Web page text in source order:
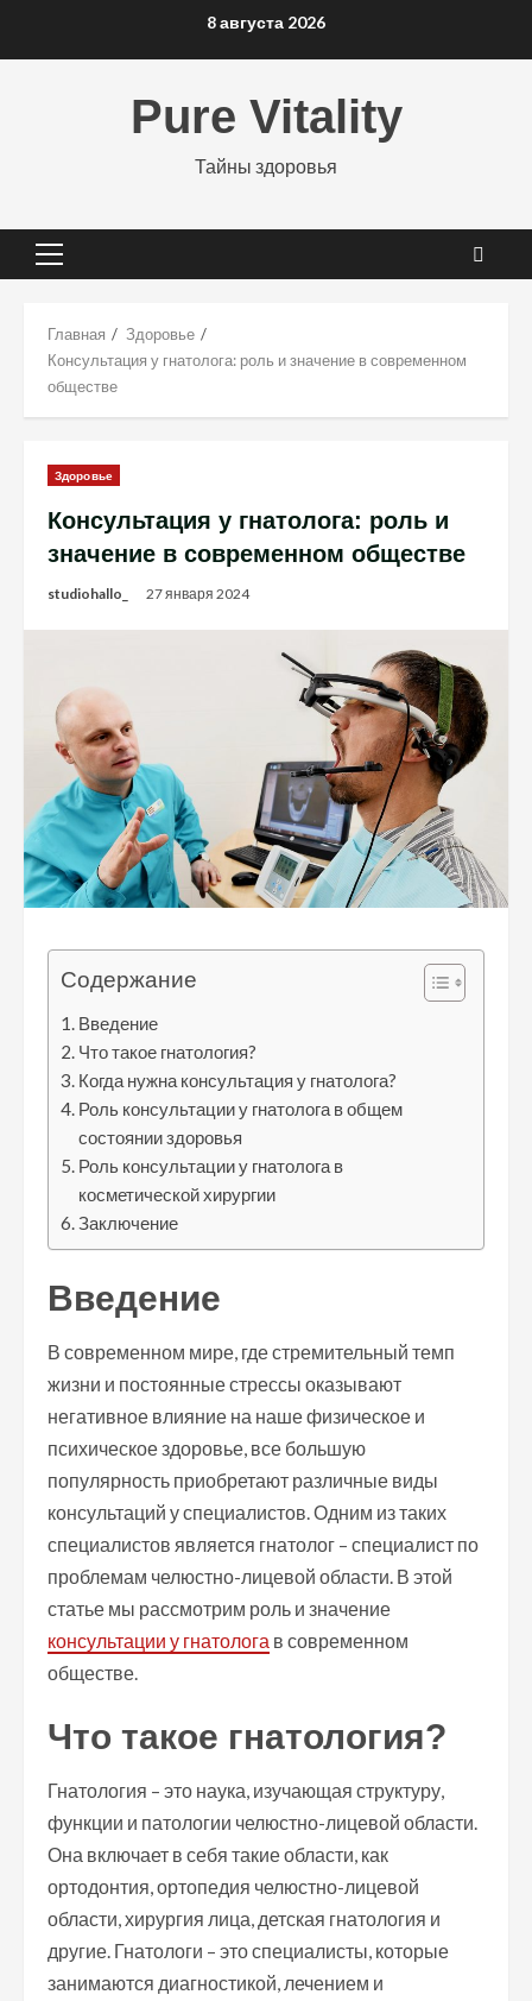
8 августа 2026
Pure Vitality
Тайны здоровья
Основное
Главная
Здоровье
Консультация у гнатолога: роль и значение в современном
обществе
Здоровье
Консультация у гнатолога: роль и
значение в современном обществе
studiohallo_ 27 января 2024
Содержание
Введение
Что такое гнатология?
Когда нужна консультация у гнатолога?
Роль консультации у гнатолога в общем
состоянии здоровья
Роль консультации у гнатолога в
косметической хирургии
Заключение
Введение
В современном мире, где стремительный темп
жизни и постоянные стрессы оказывают
негативное влияние на наше физическое и
психическое здоровье, все большую
популярность приобретают различные виды
консультаций у специалистов. Одним из таких
специалистов является гнатолог – специалист по
проблемам челюстно-лицевой области. В этой
статье мы рассмотрим роль и значение
консультации у гнатолога в современном
обществе.
Что такое гнатология?
Гнатология – это наука, изучающая структуру,
функции и патологии челюстно-лицевой области.
Она включает в себя такие области, как
ортодонтия, ортопедия челюстно-лицевой
области, хирургия лица, детская гнатология и
другие. Гнатологи – это специалисты, которые
занимаются диагностикой, лечением и